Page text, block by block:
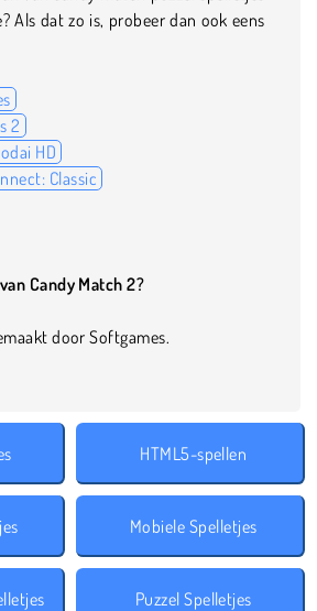
Als dat zo is, probeer dan ook eens
2
HD
Classic
Candy Match 2?
door Softgames.
HTML5-spellen
Mobiele Spelletjes
Puzzel Spelletjes